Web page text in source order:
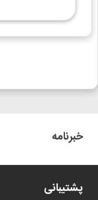
خبرنامه
پشتیبانی